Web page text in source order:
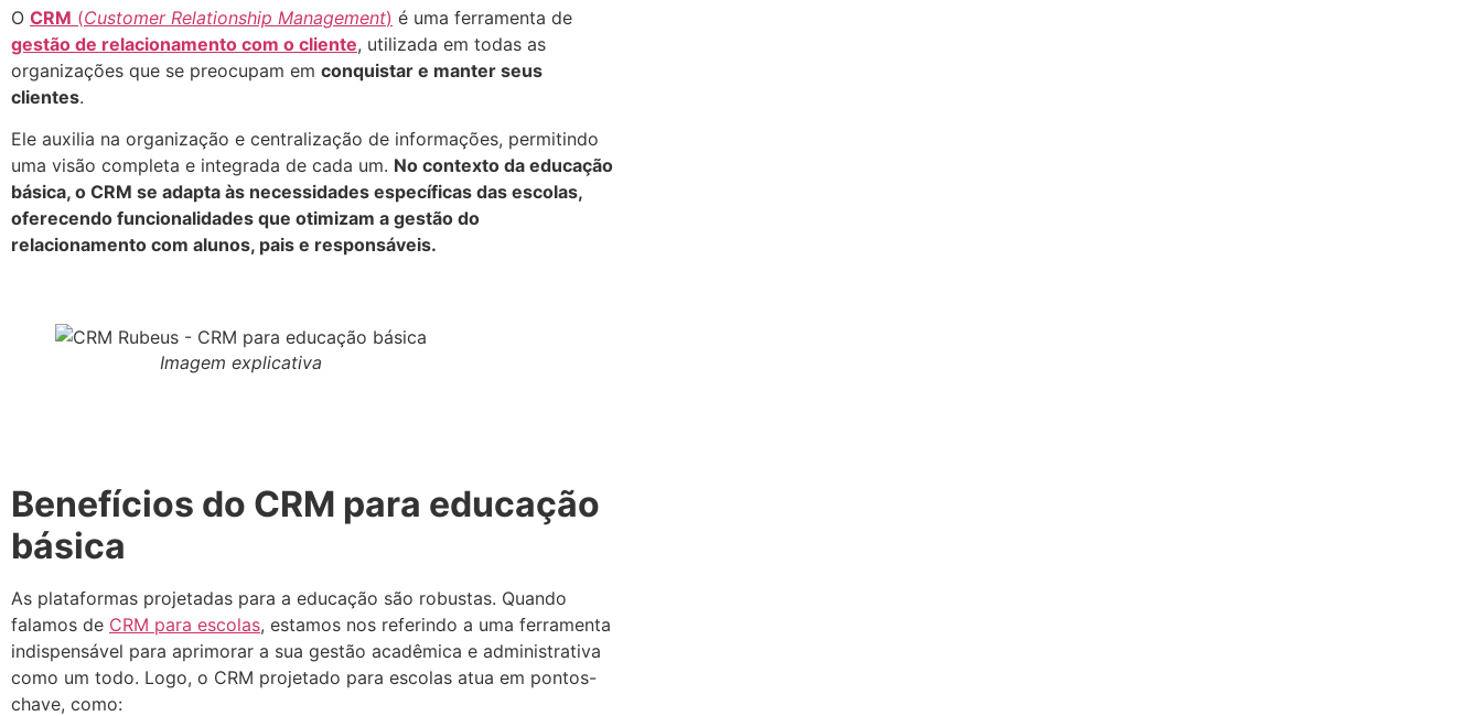
O CRM (Customer Relationship Management) é uma ferramenta de
gestão de relacionamento com o cliente, utilizada em todas as
organizações que se preocupam em conquistar e manter seus
clientes.
Ele auxilia na organização e centralização de informações, permitindo
uma visão completa e integrada de cada um. No contexto da educação
básica, o CRM se adapta às necessidades específicas das escolas,
oferecendo funcionalidades que otimizam a gestão do
relacionamento com alunos, pais e responsáveis.
Imagem explicativa
Benefícios do CRM para educação
básica
As plataformas projetadas para a educação são robustas. Quando
falamos de CRM para escolas, estamos nos referindo a uma ferramenta
indispensável para aprimorar a sua gestão acadêmica e administrativa
como um todo. Logo, o CRM projetado para escolas atua em pontos-
chave, como: